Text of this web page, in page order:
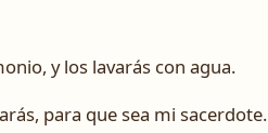
y los lavarás con agua.
para que sea mi sacerdote.